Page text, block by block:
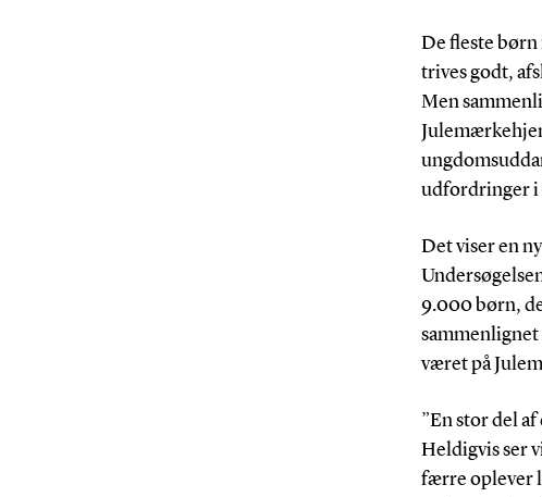
De fleste børn
trives godt,
Men
udfordringer i
Det viser en
9.000 børn,
været på
”En stor del
Heldigvis ser
færre oplever